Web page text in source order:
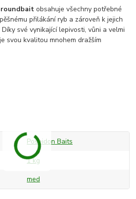
obsahuje všechny potřebné
přilákání ryb a zároveň k jejich
své vynikající lepivosti, vůni a velmi
svou kvalitou mnohem dražším
Poseidon Baits
1 kg
med